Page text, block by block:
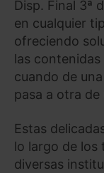
Disp. Final 3ª
en cualquier
ofreciendo
las contenidas
cuando de
pasa a otra de
Estas
lo largo de los
diversas